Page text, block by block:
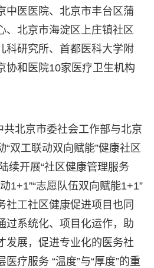
中医医院、北京市丰台区蒲
、北京市海淀区上庄镇社区
科研究所、首都医科大学附
协和医院10家医疗卫生机构
共北京市委社会工作部与北京
“双工联动双向赋能”健康社区
续开展“社区健康管理服务
1+1”“志愿队伍双向赋能1+1”
社工社区健康促进项目也同
过系统化、项目化运作，助
发展，促进专业化的医务社
疗服务 “温度”与“厚度”的重